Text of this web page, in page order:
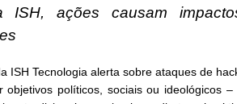
ISH, ações causam
ISH Tecnologia alerta sobre ataques de
políticos, sociais ou ideológicos